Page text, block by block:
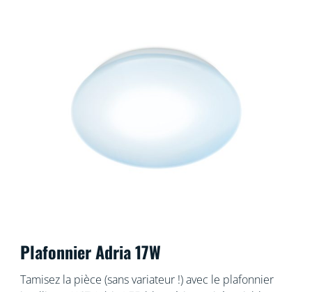
Plafonnier Adria 17W
Tamisez la pièce (sans variateur !) avec le plafonnier